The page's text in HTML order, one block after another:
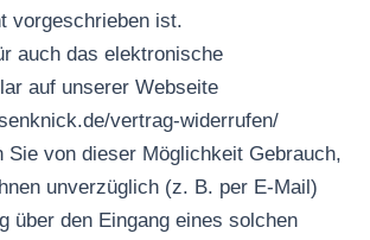
vorgeschrieben ist.
auch das elektronische
auf unserer Webseite
vertrag-widerrufen/
Sie von dieser Möglichkeit Gebrauch,
unverzüglich (z. B. per E-Mail)
über den Eingang eines solchen